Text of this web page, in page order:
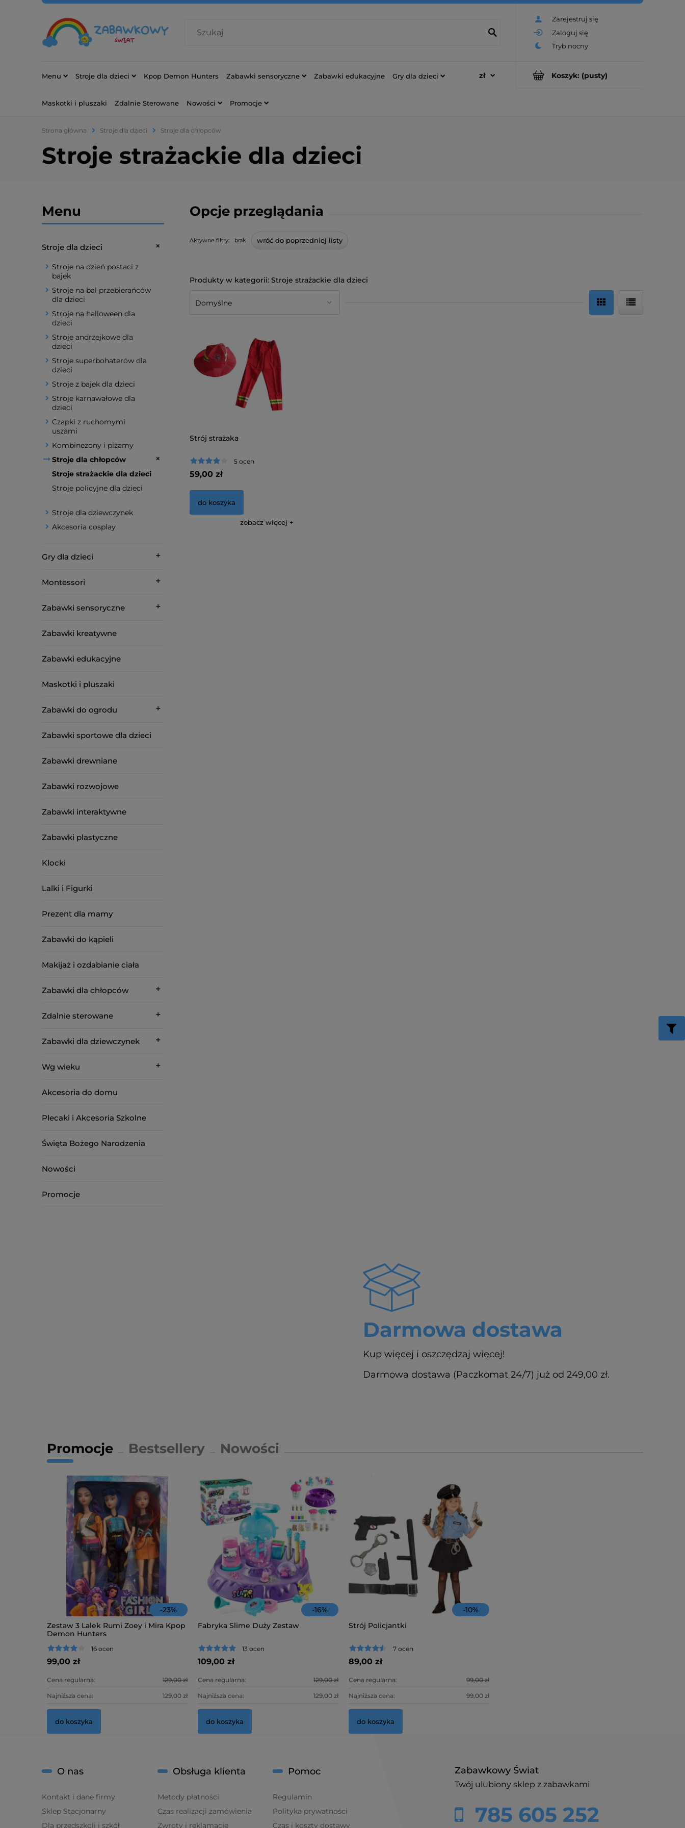
Zarejestruj się
Zaloguj się
Koszyk: (pusty)
Menu Stroje dla dzieci Kpop Demon Hunters Zabawki sensoryczne Zabawki edukacyjne Gry dla dzieci
Maskotki i pluszaki Zdalnie Sterowane Nowości Promocje
Strona główna Stroje dla dzieci Stroje dla chłopców
Stroje strażackie dla dzieci
Menu
Stroje dla dzieci
Stroje na dzień postaci z
bajek
Stroje na bal przebierańców
dla dzieci
Stroje na halloween dla
dzieci
Stroje andrzejkowe dla
dzieci
Stroje superbohaterów dla
dzieci
Stroje z bajek dla dzieci
Stroje karnawałowe dla
dzieci
Czapki z ruchomymi
uszami
Kombinezony i piżamy
Stroje dla chłopców
Stroje strażackie dla dzieci
Stroje policyjne dla dzieci
Stroje dla dziewczynek
Akcesoria cosplay
Gry dla dzieci
Montessori
Zabawki sensoryczne
Zabawki kreatywne
Zabawki edukacyjne
Maskotki i pluszaki
Zabawki do ogrodu
Zabawki sportowe dla dzieci
Zabawki drewniane
Zabawki rozwojowe
Zabawki interaktywne
Zabawki plastyczne
Klocki
Lalki i Figurki
Prezent dla mamy
Zabawki do kąpieli
Makijaż i ozdabianie ciała
Zabawki dla chłopców
Zdalnie sterowane
Zabawki dla dziewczynek
Wg wieku
Akcesoria do domu
Plecaki i Akcesoria Szkolne
Święta Bożego Narodzenia
Nowości
Promocje
Opcje przeglądania
Aktywne filtry: brak wróć do poprzedniej listy
Stroje strażackie dla dzieci
Strój strażaka
5 ocen
59,00 zł
do koszyka
zobacz więcej
Darmowa dostawa
Kup więcej i oszczędzaj więcej!
Darmowa dostawa (Paczkomat 24/7) już od 249,00 zł.
Promocje Nowości
Bestsellery
-23%
Zestaw 3 Lalek Rumi Zoey i Mira Kpop
Demon Hunters
16 ocen
99,00 zł
Cena regularna: 129,00 zł
Najniższa cena: 129,00 zł
do koszyka
-16%
Fabryka Slime Duży Zestaw
13 ocen
109,00 zł
Cena regularna: 129,00 zł
Najniższa cena: 129,00 zł
do koszyka
-10%
Strój Policjantki
7 ocen
89,00 zł
Cena regularna: 99,00 zł
Najniższa cena: 99,00 zł
do koszyka
Zabawkowy Świat
Twój ulubiony sklep z zabawkami
785 605 252
O nas
Kontakt i dane firmy
Sklep Stacjonarny
Dla przedszkoli i szkół
Obsługa klienta
Metody płatności
Czas realizacji zamówienia
Zwroty i reklamacje
Pomoc
Regulamin
Polityka prywatności
Czas i koszty dostawy